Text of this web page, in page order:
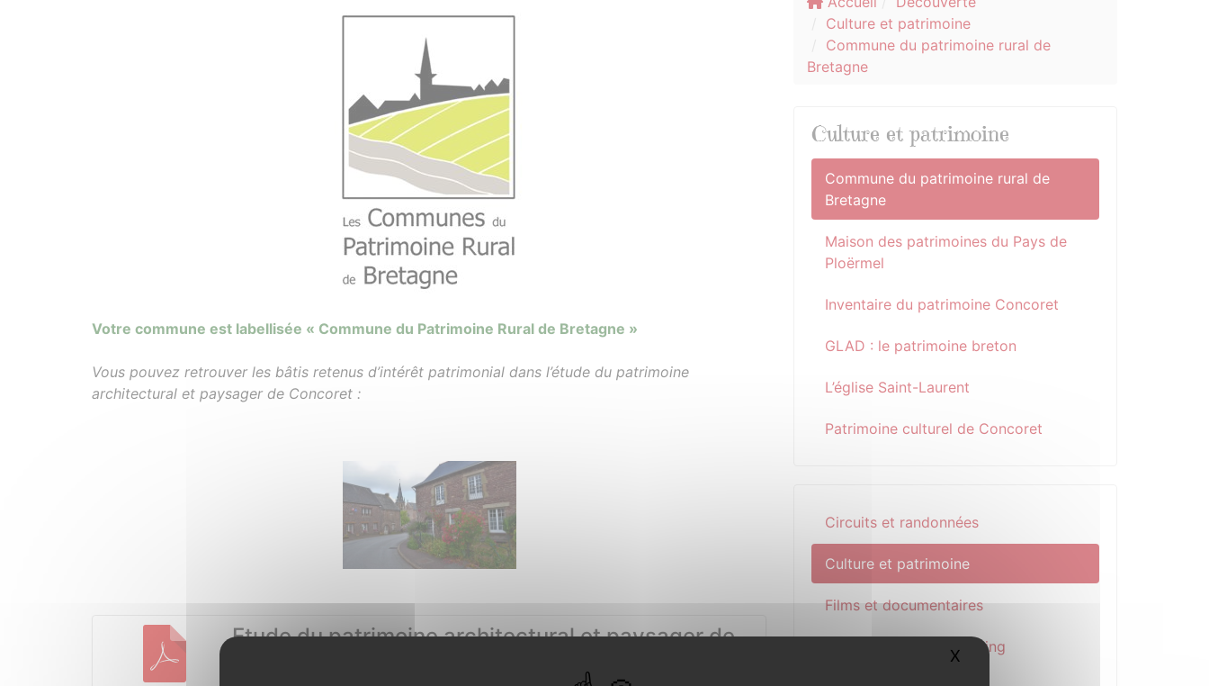
Votre commune est labellisée « Commune du Patrimoine Rural de Bretagne »
Vous pouvez retrouver les bâtis retenus d’intérêt patrimonial dans l’étude du patrimoine
architectural et paysager de Concoret :
Documents à télécharger
Etude du patrimoine architectural et paysager de
Culture et patrimoine
Commune du patrimoine rural de
Bretagne
Culture et patrimoine
Commune du patrimoine rural de
Bretagne
Maison des patrimoines du Pays de
Ploërmel
Inventaire du patrimoine Concoret
GLAD : le patrimoine breton
L’église Saint-Laurent
Patrimoine culturel de Concoret
Circuits et randonnées
Culture et patrimoine
Films et documentaires
Hébergements et camping
X Masquer le bandeau des cookies